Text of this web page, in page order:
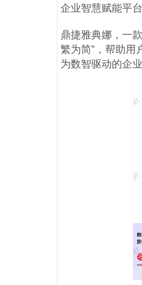
企业智慧赋能平
鼎捷雅典娜，一
繁为简”，帮助用
为数智驱动的企业